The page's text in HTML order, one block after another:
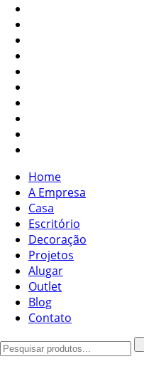
Home
A Empresa
Casa
Escritório
Decoração
Projetos
Alugar
Outlet
Blog
Contato